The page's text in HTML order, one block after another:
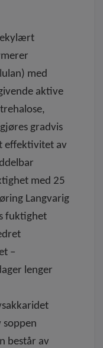
med
aktive
gradvis
effektivitet av
med 25
Langvarig
fuktighet
–
lenger
soppen
består av